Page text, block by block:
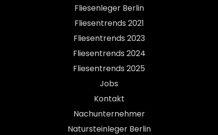
Fliesenleger Berlin
Fliesentrends 2021
Fliesentrends 2023
Fliesentrends 2024
Fliesentrends 2025
Jobs
Kontakt
Nachunternehmer
Natursteinleger Berlin